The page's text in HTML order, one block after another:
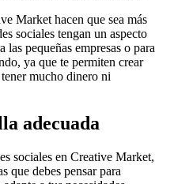
Market hacen que sea más
sociales tengan un aspecto
pequeñas empresas o para
ya que te permiten crear
tener mucho dinero ni
adecuada
sociales en Creative Market,
que debes pensar para